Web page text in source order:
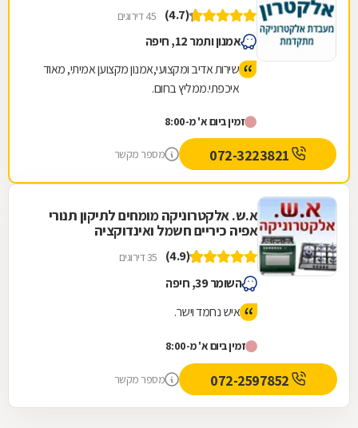
(4.7) 45 דירוגים
אמנון ותמר 12, חיפה
שירות אדיב ומקצועי,אמנון מקצוען אמיתי, מאוד
איכפתי.ממליץ בחום.
זמין ביום א' מ-8:00
מספר מקשר
א.ש. אלקטרוניקה מומחים לתיקון תנורי
אפיה כיריים חשמל ואינדוקציה
(4.9) 35 דירוגים
השומר 39, חיפה
איש נחמד וישר.
זמין ביום א' מ-8:00
מספר מקשר